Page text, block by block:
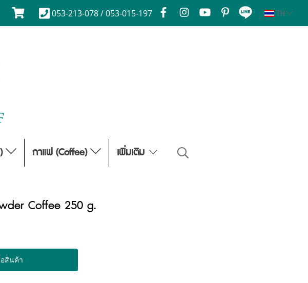
053-213-078 / 053-015-197 TH
กาแฟ (Coffee) เพิ่มเติม
Coffee 250 g.
สินค้า